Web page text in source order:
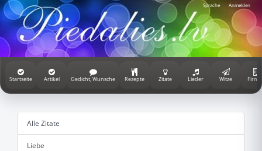
Sprache Anmelden
Startseite Artikel Gedicht, Wunsche Rezepte Zitate Lieder Witze
Alle Zitate
Liebe